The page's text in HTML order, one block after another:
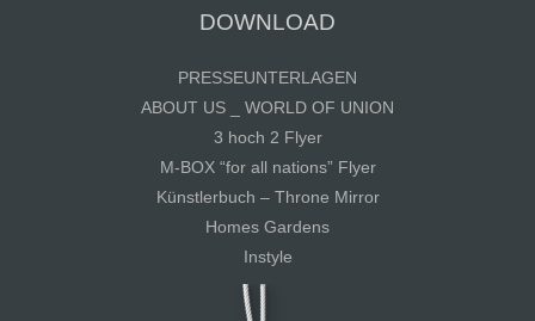
DOWNLOAD
PRESSEUNTERLAGEN
ABOUT US _ WORLD OF UNION
3 hoch 2 Flyer
M-BOX “for all nations” Flyer
Künstlerbuch – Throne Mirror
Homes Gardens
Instyle